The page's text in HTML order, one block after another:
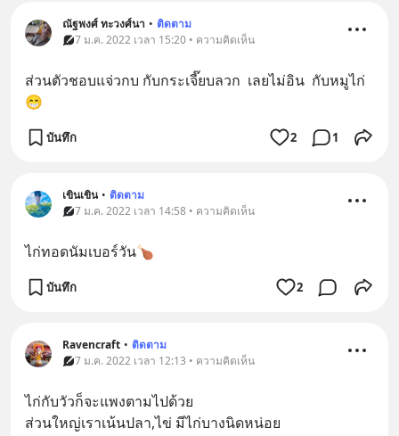
ณัฐพงศ์ ทะวงศ์นา • ติดตาม
7 ม.ค. 2022 เวลา 15:20 • ความคิดเห็น
ส่วนตัวชอบแจ่วกบ กับกระเจี๊ยบลวก  เลยไม่อิน  กับหมูไก่
😁
บันทึก 2 1
เขินเขิน • ติดตาม
7 ม.ค. 2022 เวลา 14:58 • ความคิดเห็น
ไก่ทอดนัมเบอร์วัน🍗
บันทึก 2
Ravencraft • ติดตาม
7 ม.ค. 2022 เวลา 12:13 • ความคิดเห็น
ไก่กับวัวก็จะแพงตามไปด้วย
ส่วนใหญ่เราเน้นปลา,ไข่ มีไก่บางนิดหน่อย